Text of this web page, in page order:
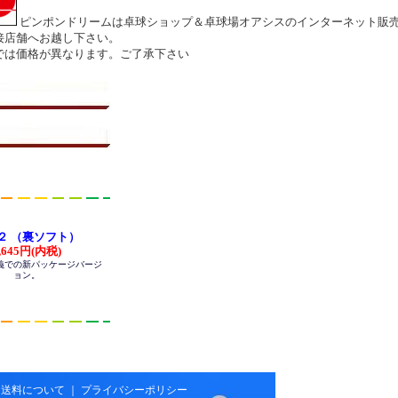
ピンポンドリームは卓球ショップ＆卓球場オアシスのインターネット販
舗へお越し下さい。
価格が異なります。ご了承下さい
（裏ソフト）
円(内税)
での新パッケージバージ
ョン。
料について プライバシーポリシー